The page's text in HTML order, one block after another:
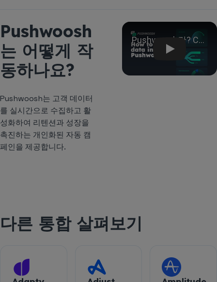
Pushwoosh
는 어떻게 작
동하나요?
Pushwoosh는 고객 데이터
를 실시간으로 수집하고 활
성화하여 리텐션과 성장을
촉진하는 개인화된 자동 캠
페인을 제공합니다.
Play
다른 통합 살펴보기